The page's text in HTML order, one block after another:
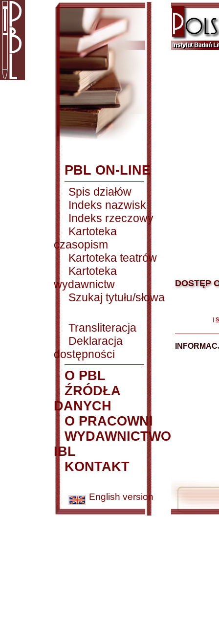
PBL ON-LINE
Spis działów
Indeks nazwisk
Indeks rzeczowy
Kartoteka
czasopism
Kartoteka teatrów
Kartoteka
wydawnictw
Szukaj tytułu/słowa
Transliteracja
Deklaracja
dostępności
O PBL
ŹRÓDŁA
DANYCH
O PRACOWNI
WYDAWNICTWO
IBL
KONTAKT
English version
DOSTĘP
|